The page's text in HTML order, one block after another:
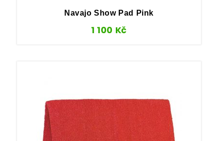
Navajo Show Pad Pink
1 100 Kč